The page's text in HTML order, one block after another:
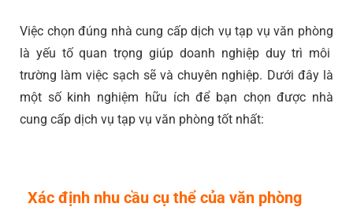
Việc chọn đúng nhà cung cấp dịch vụ tạp vụ văn phòng
là yếu tố quan trọng giúp doanh nghiệp duy trì môi
trường làm việc sạch sẽ và chuyên nghiệp. Dưới đây là
một số kinh nghiệm hữu ích để bạn chọn được nhà
cung cấp dịch vụ tạp vụ văn phòng tốt nhất:
Xác định nhu cầu cụ thể của văn phòng